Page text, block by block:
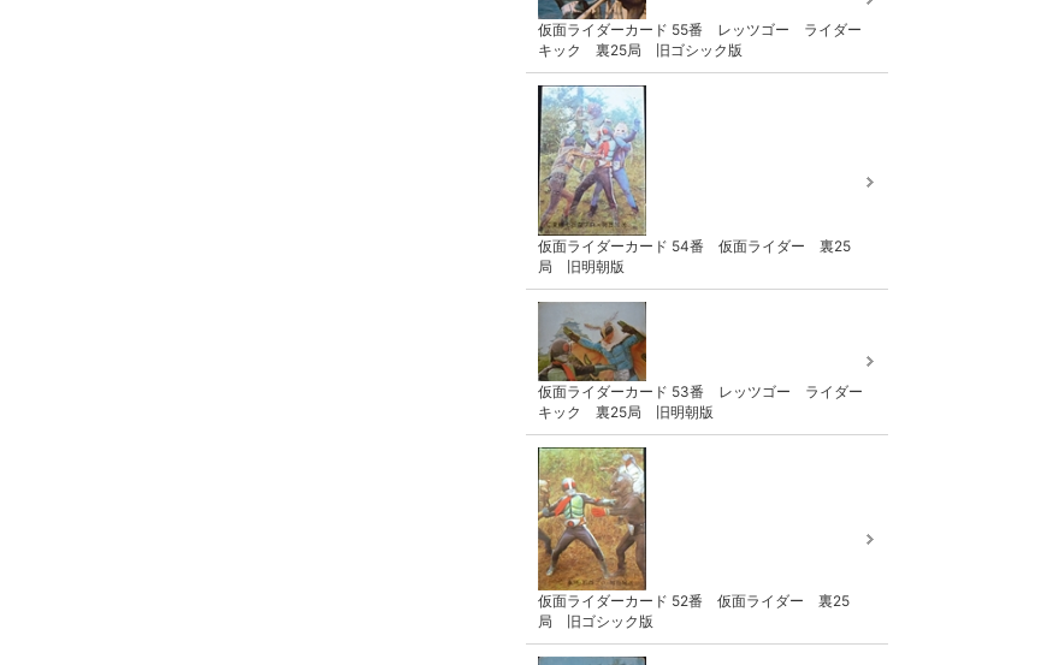
仮面ライダーカード 55番 レッツゴー ライダー
キック 裏25局 旧ゴシック版
仮面ライダーカード 54番 仮面ライダー 裏25
局 旧明朝版
仮面ライダーカード 53番 レッツゴー ライダー
キック 裏25局 旧明朝版
仮面ライダーカード 52番 仮面ライダー 裏25
局 旧ゴシック版